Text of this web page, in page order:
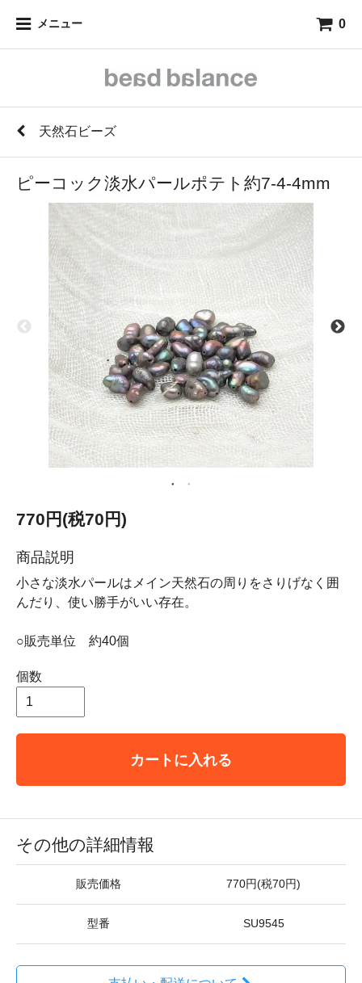
メニュー 0
天然石ビーズ
ピーコック淡水パールポテト約7-4-4mm
770円(税70円)
商品説明
小さな淡水パールはメイン天然石の周りをさりげなく囲
んだり、使い勝手がいい存在。
○販売単位 約40個
個数
カートに入れる
その他の詳細情報
販売価格 770円(税70円)
型番 SU9545